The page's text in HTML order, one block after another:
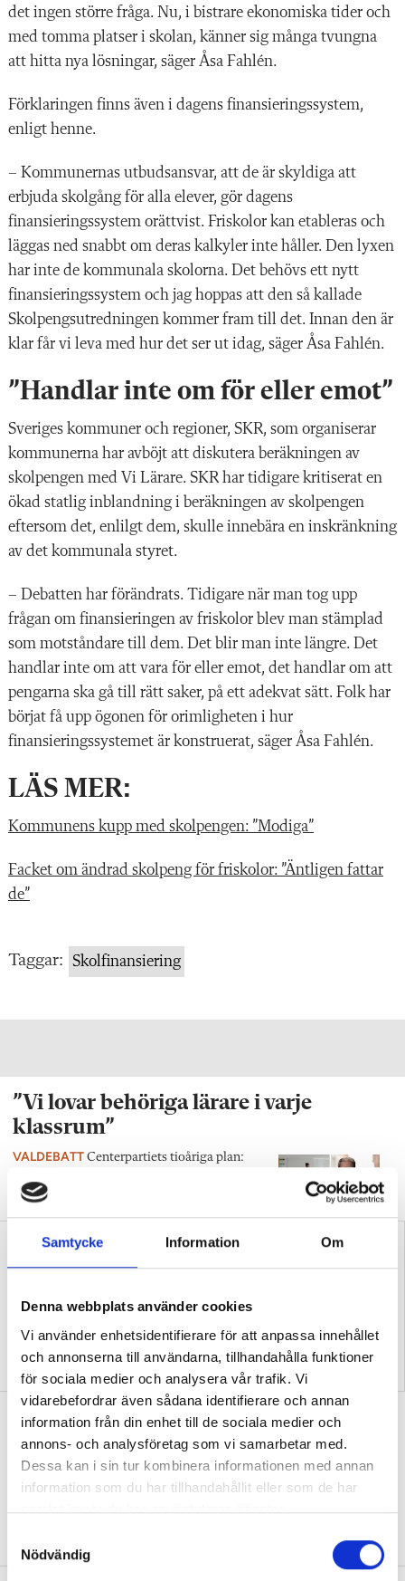
Samtycke Information Om
Denna webbplats använder cookies
Vi använder enhetsidentifierare för att anpassa innehållet
och annonserna till användarna, tillhandahålla funktioner
för sociala medier och analysera vår trafik. Vi
vidarebefordrar även sådana identifierare och annan
information från din enhet till de sociala medier och
annons- och analysföretag som vi samarbetar med.
Dessa kan i sin tur kombinera informationen med annan
information som du har tillhandahållit eller som de har
samlat in när du har använt deras tjänster.
Nödvändig
det ingen större fråga. Nu, i bistrare ekonomiska tider och
med tomma platser i skolan, känner sig många tvungna
att hitta nya lösningar, säger Åsa Fahlén.
Förklaringen finns även i dagens finansieringssystem,
enligt henne.
– Kommunernas utbudsansvar, att de är skyldiga att
erbjuda skolgång för alla elever, gör dagens
finansieringssystem orättvist. Friskolor kan etableras och
läggas ned snabbt om deras kalkyler inte håller. Den lyxen
har inte de kommunala skolorna. Det behövs ett nytt
finansieringssystem och jag hoppas att den så kallade
Skolpengsutredningen kommer fram till det. Innan den är
klar får vi leva med hur det ser ut idag, säger Åsa Fahlén.
”Handlar inte om för eller emot”
Sveriges kommuner och regioner, SKR, som organiserar
kommunerna har avböjt att diskutera beräkningen av
skolpengen med Vi Lärare. SKR har tidigare kritiserat en
ökad statlig inblandning i beräkningen av skolpengen
eftersom det, enlilgt dem, skulle innebära en inskränkning
av det kommunala styret.
– Debatten har förändrats. Tidigare när man tog upp
frågan om finansieringen av friskolor blev man stämplad
som motståndare till dem. Det blir man inte längre. Det
handlar inte om att vara för eller emot, det handlar om att
pengarna ska gå till rätt saker, på ett adekvat sätt. Folk har
börjat få upp ögonen för orimligheten i hur
finansieringssystemet är konstruerat, säger Åsa Fahlén.
LÄS MER:
Kommunens kupp med skolpengen: ”Modiga”
Facket om ändrad skolpeng för friskolor: ”Äntligen fattar
de”
Taggar: Skolfinansiering
”Vi lovar behöriga lärare i varje
klassrum”
VALDEBATT Centerpartiets tioåriga plan:
”Så bryter vi hatpratets
”Hur skolan fungerar blir
tydligt i trappan”
”Vad ska vår tid räcka till på
förskolan?”
DEBATT”Ska jag som förskollärare duka,
damma, snygga upp i hallen, svara i telefon
eller ska jag vara närvarande tillsammans